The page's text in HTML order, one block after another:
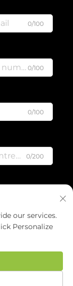
0/100
0/100
0/100
0/200
our services.
Personalize